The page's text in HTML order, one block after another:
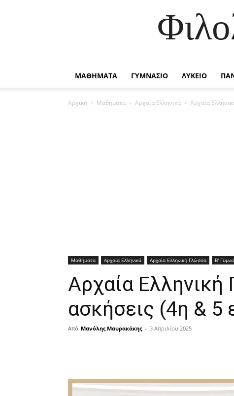
ΜΑΘΗΜΑΤΑ ΓΥΜΝΑΣΙΟ ΛΥΚΕΙΟ
Αρχική Μαθήματα Αρχαία Ελληνικά Αρχαία
Μαθήματα Αρχαία Ελληνικά Αρχαία Ελληνική Γλώσσα Β'
Αρχαία Ελληνική
ασκήσεις (4η & 5
Από Μανόλης Μαυρακάκης - 3 Απριλίου 2025